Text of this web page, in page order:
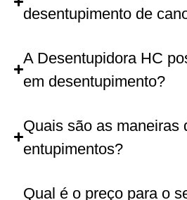
desentupimento de
A Desentupidora HC
em desentupimento?
Quais são as maneiras
entupimentos?
Qual é o preço para o